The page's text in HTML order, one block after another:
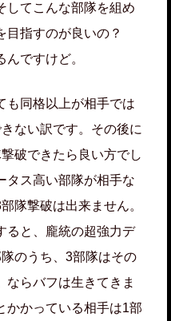
してこんな部隊を組め
目指すのが良いの？
ですけど。
同格以上が相手では
ない訳です。その後に
破できたら良い方でし
タス高い部隊が相手な
隊撃破は出来ません。
ると、龐統の超強力デ
のうち、3部隊はその
ならバフは生きてきま
かかっている相手は1部